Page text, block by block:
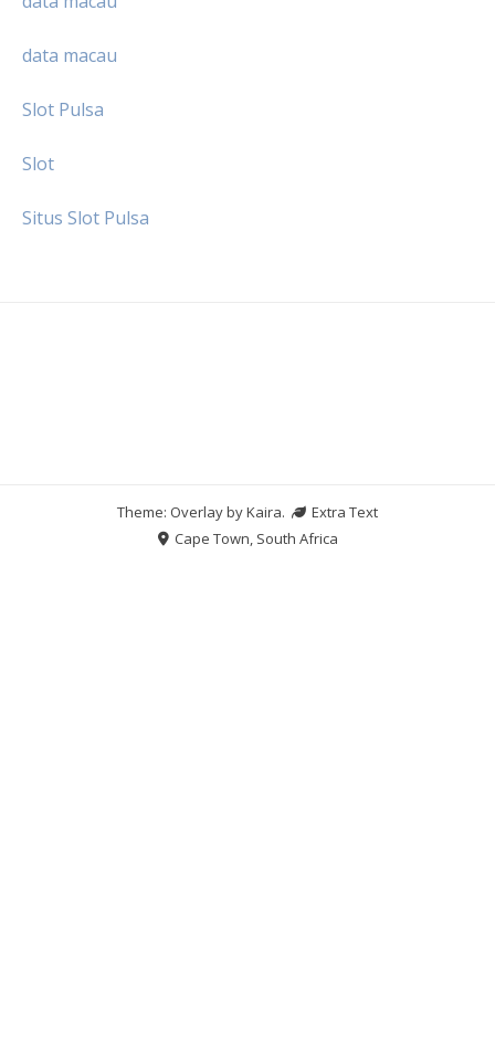
data macau
Slot Pulsa
Slot
Situs Slot Pulsa
Theme: Overlay byKaira.
Extra Text
Cape Town, South Africa